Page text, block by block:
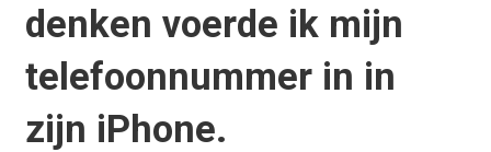
denken voerde ik mijn
telefoonnummer in in
zijn iPhone.